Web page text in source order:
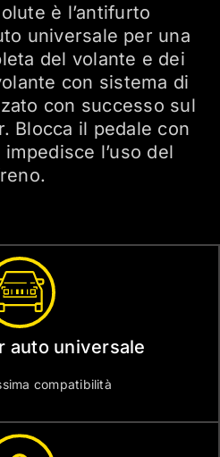
è l’antifurto
universale per una
del volante e dei
con sistema di
con successo sul
Blocca il pedale con
l’uso del
auto universale
compatibilità